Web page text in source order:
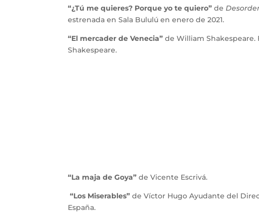
“¿Tú me quieres? Porque yo te quiero” de
estrenada en Sala Bululú en enero de 2021.
“El mercader de Venecia” de William Shakespeare.
Shakespeare.
“La maja de Goya” de Vicente Escrivá.
“Los Miserables” de Víctor Hugo Ayudante del
España.